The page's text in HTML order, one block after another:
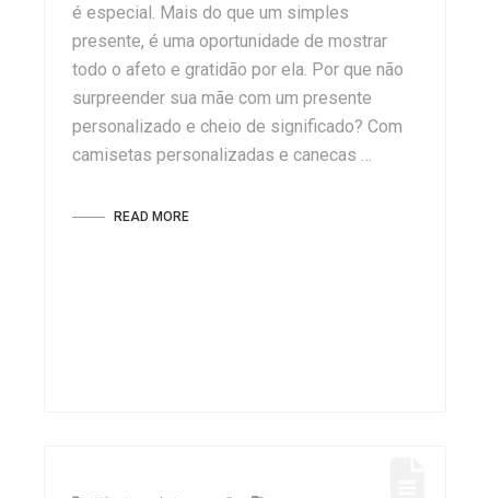
é especial. Mais do que um simples
presente, é uma oportunidade de mostrar
todo o afeto e gratidão por ela. Por que não
surpreender sua mãe com um presente
personalizado e cheio de significado? Com
camisetas personalizadas e canecas …
READ MORE